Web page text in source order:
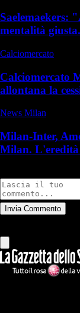
Saelemaekers:
mentalità
Calciomercato
Calciomercato
allontana la
News Milan
Milan-Inter,
Milan.
Invia Commento